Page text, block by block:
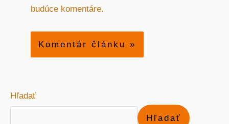
budúce komentáre.
Hľadať
Hľadať